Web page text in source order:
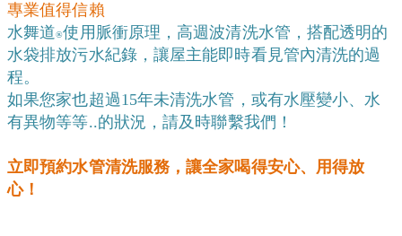
專業值得信賴
水舞道®️使用脈衝原理，高週波清洗水管，搭配透明的
水袋排放污水紀錄，讓屋主能即時看見管內清洗的過
程。
如果您家也超過15年未清洗水管，或有水壓變小、水
有異物等等..的狀況，請及時聯繫我們！
立即預約水管清洗服務，讓全家喝得安心、用得放
心！